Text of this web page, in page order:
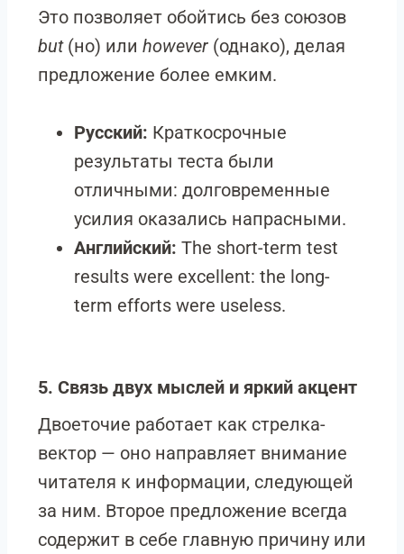
Это позволяет обойтись без союзов
but(но) или however (однако), делая
предложение более емким.
Русский: Краткосрочные
результаты теста были
отличными: долговременные
усилия оказались напрасными.
Английский: The short-term test
results were excellent: the long-
term efforts were useless.
5. Связь двух мыслей и яркий акцент
Двоеточие работает как стрелка-
вектор — оно направляет внимание
читателя к информации, следующей
за ним. Второе предложение всегда
содержит в себе главную причину или